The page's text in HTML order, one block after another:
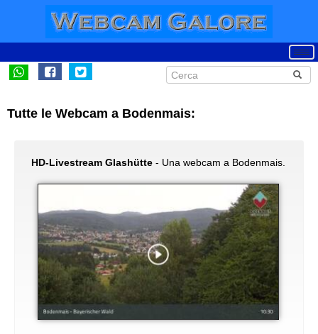
Tutte le Webcam a Bodenmais:
HD-Livestream Glashütte- Una webcam a Bodenmais.